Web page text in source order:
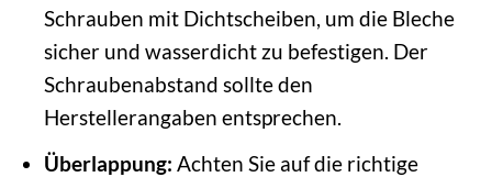
Schrauben mit Dichtscheiben, um die Bleche
sicher und wasserdicht zu befestigen. Der
Schraubenabstand sollte den
Herstellerangaben entsprechen.
Überlappung: Achten Sie auf die richtige